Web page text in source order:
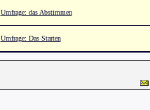
Umfrage: das Abstimmen
Umfrage: Das Starten